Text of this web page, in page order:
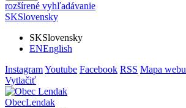
rozšírené vyhľadávanie
SKSlovensky
SKSlovensky
ENEnglish
InstagramYoutube Facebook RSS Mapa webu
Vytlačiť
ObecLendak